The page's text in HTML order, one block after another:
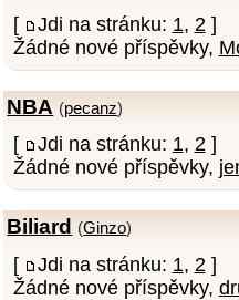
[ Jdi na stránku: 1, 2]
Žádné nové příspěvky,
NBA (pecanz)
[ Jdi na stránku: 1, 2]
Žádné nové příspěvky,
Biliard (Ginzo)
[ Jdi na stránku: 1, 2 ]
Žádné nové příspěvky,